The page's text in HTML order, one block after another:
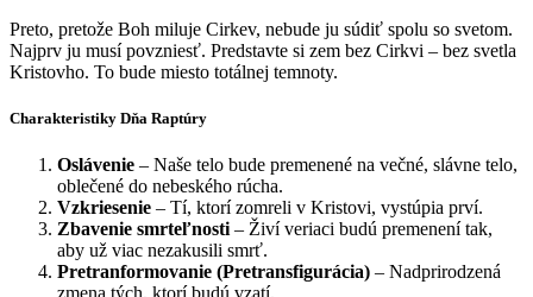
Preto, pretože Boh miluje Cirkev, nebude ju súdiť spolu so svetom.
Najprv ju musí povzniesť. Predstavte si zem bez Cirkvi – bez svetla
Kristovho. To bude miesto totálnej temnoty.
Charakteristiky Dňa Raptúry
Oslávenie – Naše telo bude premenené na večné, slávne telo,
oblečené do nebeského rúcha.
Vzkriesenie – Tí, ktorí zomreli v Kristovi, vystúpia prví.
Zbavenie smrteľnosti – Živí veriaci budú premenení tak,
aby už viac nezakusili smrť.
Pretranformovanie (Pretransfigurácia) – Nadprirodzená
zmena tých, ktorí budú vzatí.